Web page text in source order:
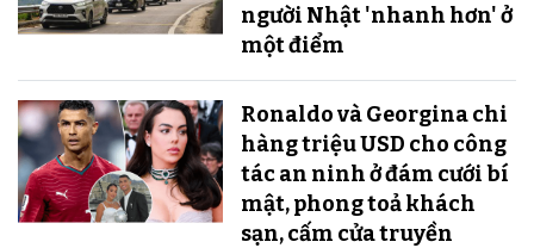
người Nhật 'nhanh hơn' ở
một điểm
Ronaldo và Georgina chi
hàng triệu USD cho công
tác an ninh ở đám cưới bí
mật, phong toả khách
sạn, cấm cửa truyền